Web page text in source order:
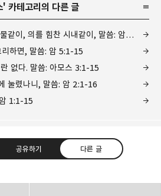
' 카테고리의 다른 글
아모스(07) 판단의 공의를 물같이, 의를 힘찬 시내같이, 말씀: 암 5:16-27
하면, 말씀: 암 5:1-15
없다. 말씀: 아모스 3:1-15
눌렸나니, 말씀: 암 2:1-16
1:1-15
공유하기 다른 글